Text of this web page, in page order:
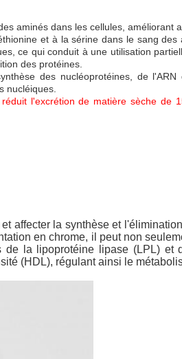
aminés dans les cellules, améliorant
et à la sérine dans le sang
ce qui conduit à une utilisation
des protéines.
des nucléoprotéines, de
nucléiques.
l'excrétion de matière sèche de
affecter la synthèse et
en chrome, il peut non
la lipoprotéine lipase (LPL) et
(HDL), régulant ainsi le